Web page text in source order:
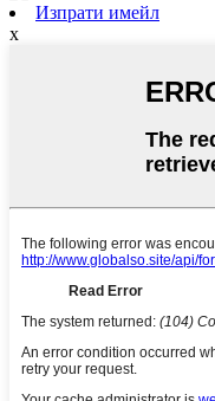
Изпрати имейл
x